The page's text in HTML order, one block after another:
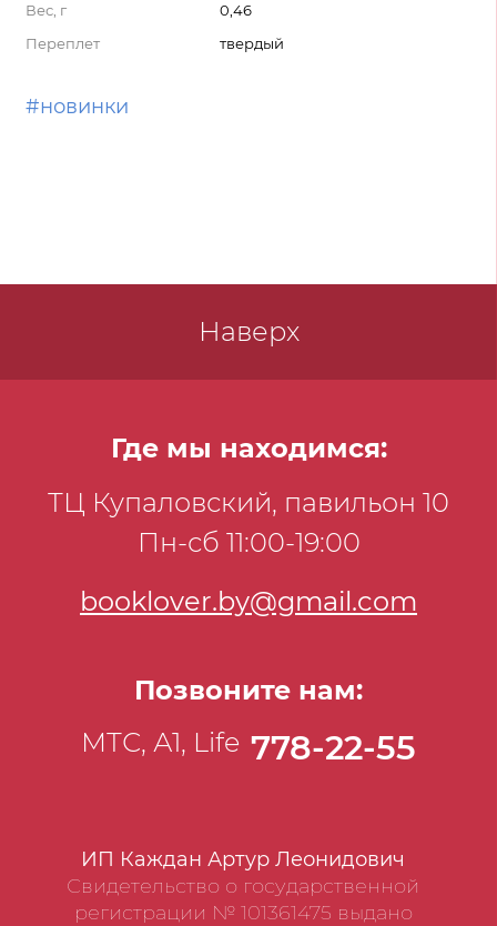
Вес, г
0,46
Переплет
твердый
#новинки
Наверх
ИП Каждан Артур Леонидович
Свидетельство о государственной
регистрации № 101361475 выдано
Где мы находимся:
ТЦ Купаловский, павильон 10
Пн-сб 11:00-19:00
booklover.by@gmail.com
Позвоните нам:
МТС, А1, Life 778-22-55